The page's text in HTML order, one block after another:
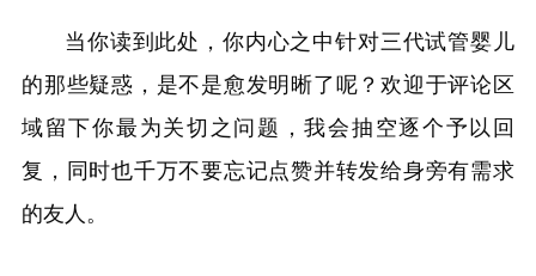
当你读到此处，你内心之中针对三代试管婴儿
的那些疑惑，是不是愈发明晰了呢？欢迎于评论区
域留下你最为关切之问题，我会抽空逐个予以回
复，同时也千万不要忘记点赞并转发给身旁有需求
的友人。